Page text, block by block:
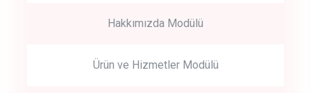
Hakkımızda Modülü
Ürün ve Hizmetler Modülü